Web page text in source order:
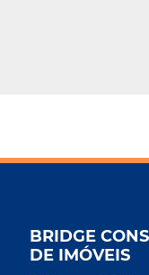
BRIDGE
DE IMÓVEIS